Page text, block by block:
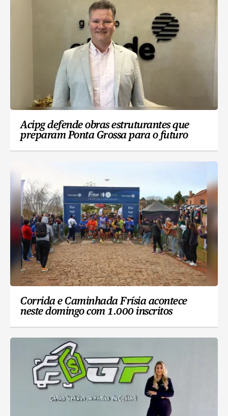
Acipg defende obras estruturantes que
preparam Ponta Grossa para o futuro
Corrida e Caminhada Frísia acontece
neste domingo com 1.000 inscritos